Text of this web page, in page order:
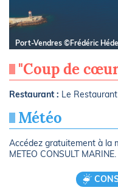
Port-Vendres ©Frédéric
"Coup de
Restaurant : Le
Météo
Accédez gratuitement à la
METEO CONSULT MARINE.